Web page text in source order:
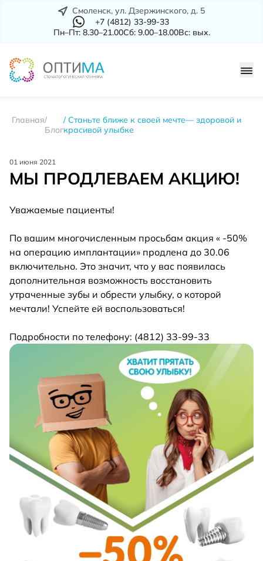
Смоленск, ул. Дзержинского, д. 5
+7 (4812) 33-99-33
Пн–Пт: 8.30–21.00Сб: 9.00–18.00Вс: вых.
Главная
Блог
Станьте ближе к своей мечте— здоровой и
красивой улыбке
01 июня 2021
МЫ ПРОДЛЕВАЕМ АКЦИЮ!
Уважаемые пациенты!
По вашим многочисленным просьбам акция « -50%
на операцию имплантации» продлена до 30.06
включительно. Это значит, что у вас появилась
дополнительная возможность восстановить
утраченные зубы и обрести улыбку, о которой
мечтали! Успейте ей воспользоваться!
Подробности по телефону: (4812) 33-99-33